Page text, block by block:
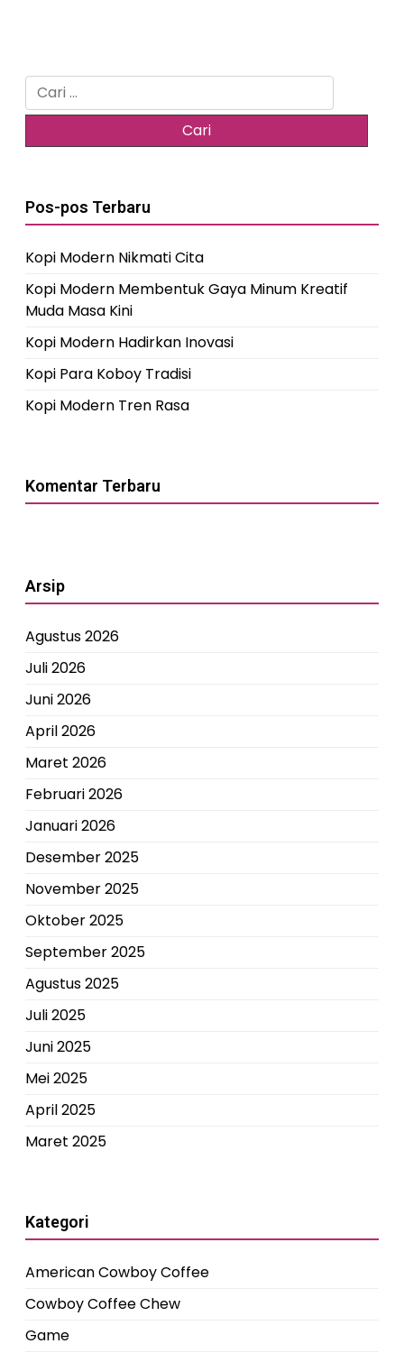
Cari
untuk:
Pos-pos Terbaru
Kopi Modern Nikmati Cita
Kopi Modern Membentuk Gaya Minum Kreatif
Muda Masa Kini
Kopi Modern Hadirkan Inovasi
Kopi Para Koboy Tradisi
Kopi Modern Tren Rasa
Komentar Terbaru
Arsip
Agustus 2026
Juli 2026
Juni 2026
April 2026
Maret 2026
Februari 2026
Januari 2026
Desember 2025
November 2025
Oktober 2025
September 2025
Agustus 2025
Juli 2025
Juni 2025
Mei 2025
April 2025
Maret 2025
Kategori
American Cowboy Coffee
Cowboy Coffee Chew
Game